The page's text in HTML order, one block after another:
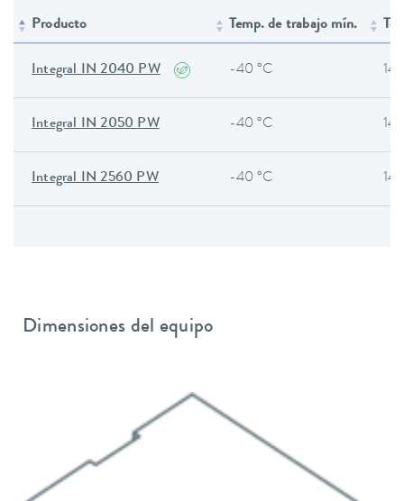
Producto Temp. de trabajo mín.
Integral IN 2040 PW -40 °C
Integral IN 2050 PW -40 °C
Integral IN 2560 PW -40 °C
Dimensiones del equipo